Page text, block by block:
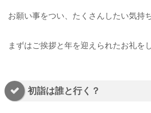
お願い事をつい、たくさんしたい気持
まずはご挨拶と年を迎えられたお礼を
初詣は誰と行く？